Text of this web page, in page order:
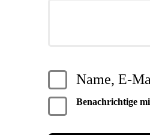
Name, E-
Benachrichtige